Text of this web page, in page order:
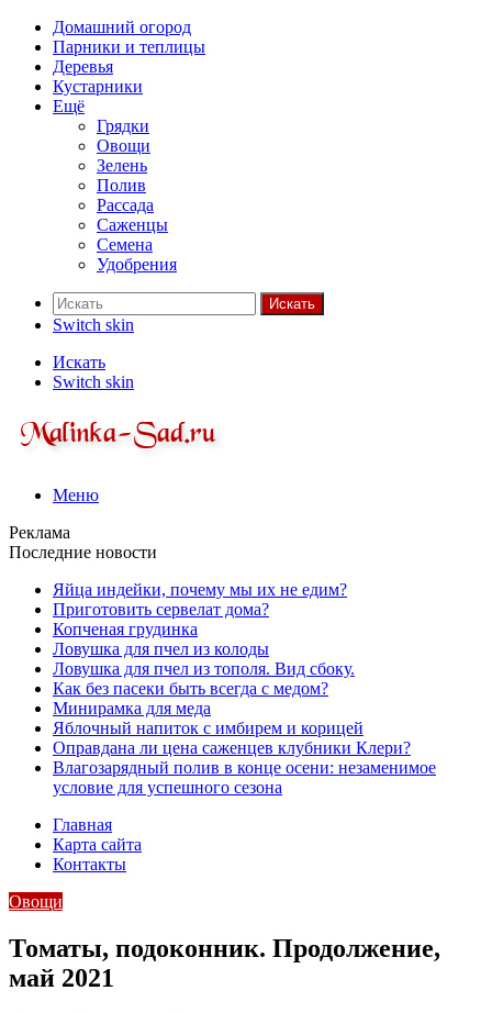
Домашний огород
Парники и теплицы
Деревья
Кустарники
Ещё
Грядки
Овощи
Зелень
Полив
Рассада
Саженцы
Семена
Удобрения
Искать
Switch skin
Искать
Switch skin
Меню
Реклама
Последние новости
Яйца индейки, почему мы их не едим?
Приготовить сервелат⁠⁠ дома?
Копченая грудинка
Ловушка для пчел из колоды
Ловушка для пчел из тополя. Вид сбоку.
Как без пасеки быть всегда с медом?
Минирамка для меда
Яблочный напиток с имбирем и корицей
Оправдана ли цена саженцев клубники Клери?
Влагозарядный полив в конце осени: незаменимое
условие для успешного сезона
Главная
Карта сайта
Контакты
Овощи
Томаты, подоконник. Продолжение,
май 2021